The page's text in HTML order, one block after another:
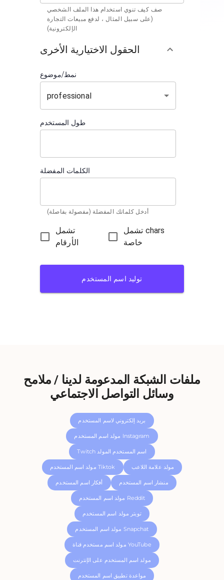
صف كيف تنوي استخدام هذا الملف الشخصي
(على سبيل المثال ، لدفع مبيعات التجارة
الإلكترونية)
الحقول الاختيارية الأخرى
نمط/موضوع
professional
طول المستخدم
الكلمات المفضلة
أدخل كلماتك المفضلة (مفصولة بفاصلة)
تشمل
الأرقام
تشمل chars
خاصة
توليد اسم المستخدم
ملفات الشبكة المدعومة لدينا / ملامح
وسائل التواصل الاجتماعي
بريد إلكتروني لاسم المستخدم
مولد اسم المستخدم Instagram
Twitch اسم المستخدم المولد
مولد اسم المستخدم Tiktok مولد علامة اللاعب
أفكار اسم المستخدم منشار اسم المستخدم
مولد اسم المستخدم Reddit
تويتر مولد اسم المستخدم
مولد اسم المستخدم Snapchat
مولد اسم مستخدم قناة YouTube
مولد اسم المستخدم على الإنترنت
مواعدة تطبيق اسم المستخدم